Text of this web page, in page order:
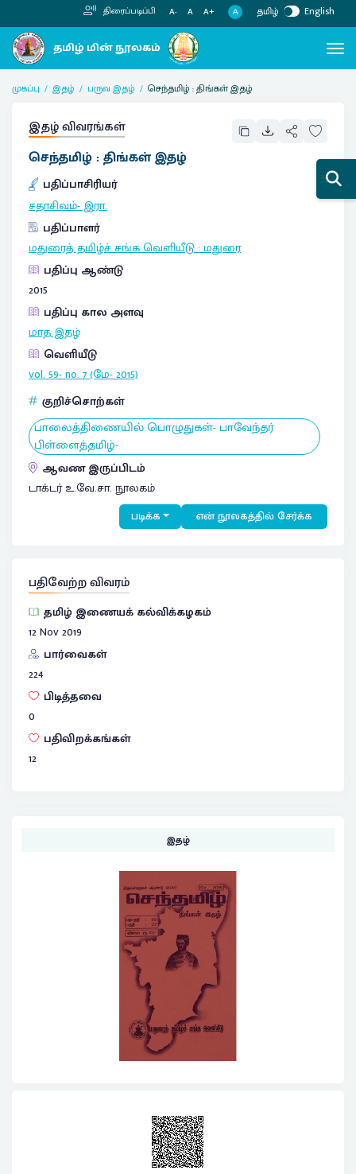
திரைப்படிப்பி A- A A+ A தமிழ் English
முகப்பு இதழ் பருவ இதழ் செந்தமிழ் : திங்கள் இதழ்
இதழ் விவரங்கள்
செந்தமிழ் : திங்கள் இதழ்
பதிப்பாசிரியர்
சதாசிவம்- இரா.
பதிப்பாளர்
மதுரைத் தமிழ்ச் சங்க வெளியீடு:மதுரை
பதிப்பு ஆண்டு
2015
பதிப்பு கால அளவு
மாத இதழ்
வெளியீடு
vol. 59- no. 7 (மே- 2015)
குறிச்சொற்கள்
பாலைத்திணையில் பொழுதுகள்- பாவேந்தர்
பிள்ளைத்தமிழ்-
ஆவண இருப்பிடம்
டாக்டர் உ.வே.சா. நூலகம்
படிக்க என் நூலகத்தில் சேர்க்க
பதிவேற்ற விவரம்
தமிழ் இணையக் கல்விக்கழகம்
12 Nov 2019
பார்வைகள்
224
பிடித்தவை
0
பதிவிறக்கங்கள்
12
இதழ்